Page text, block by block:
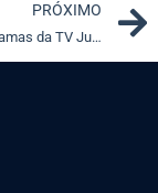
PRÓXIMO
Série de programas da TV Justiça mostra iniciativas do Judiciário para melhorar a vida da população